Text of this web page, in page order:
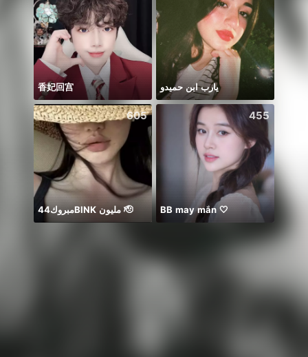
香妃回宫 يارب ابن حميدو
605
مبروك44BlNK مليون 🫡
455
BB may mắn 🤍